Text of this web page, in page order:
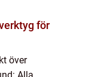
för
över